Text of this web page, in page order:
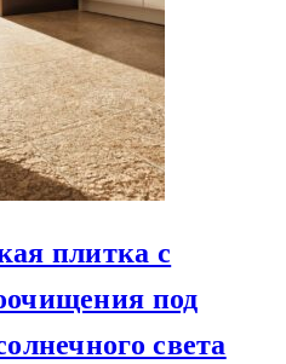
плитка с
под
света